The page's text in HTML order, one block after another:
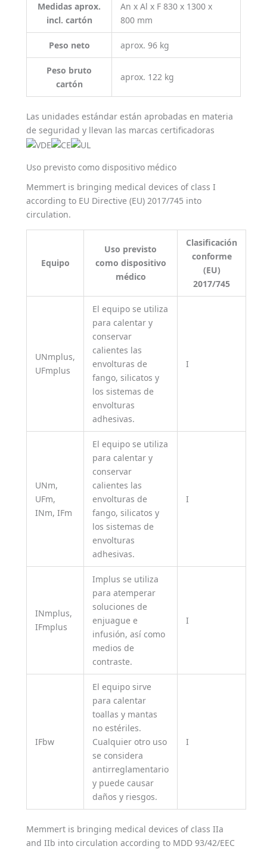
Medidas aprox.
incl. cartón
An x Al x F 830 x 1300 x
800 mm
Peso neto aprox. 96 kg
Peso bruto
cartón
aprox. 122 kg
Las unidades estándar están aprobadas en materia
de seguridad y llevan las marcas certificadoras
Uso previsto como dispositivo médico
Memmert is bringing medical devices of class I
according to EU Directive (EU) 2017/745 into
circulation.
Equipo
Uso previsto
como dispositivo
médico
Clasificación
conforme
(EU)
2017/745
UNmplus,
UFmplus
El equipo se utiliza
para calentar y
conservar
calientes las
envolturas de
fango, silicatos y
los sistemas de
envolturas
adhesivas.
I
UNm,
UFm,
INm, IFm
El equipo se utiliza
para calentar y
conservar
calientes las
envolturas de
fango, silicatos y
los sistemas de
envolturas
adhesivas.
I
INmplus,
IFmplus
Implus se utiliza
para atemperar
soluciones de
enjuague e
infusión, así como
medios de
contraste.
I
IFbw
El equipo sirve
para calentar
toallas y mantas
no estériles.
Cualquier otro uso
se considera
antirreglamentario
y puede causar
daños y riesgos.
I
Memmert is bringing medical devices of class IIa
and IIb into circulation according to MDD 93/42/EEC